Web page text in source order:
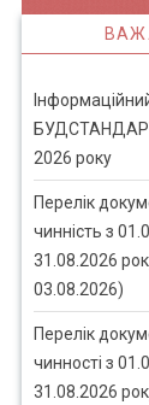
2026 року
Перелік
чинність з
31.08.2026
03.08.2026)
Перелік
чинності з
31.08.2026